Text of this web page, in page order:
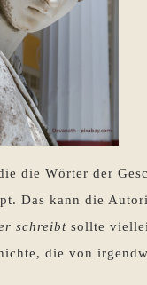
die Wörter der
Das kann die
schreibt sollte
die von